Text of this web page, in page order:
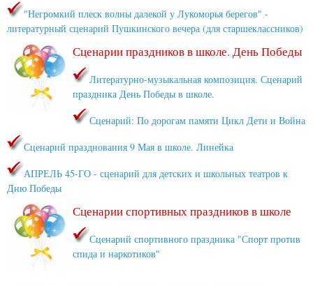
"Негромкий плеск волны далекой у Лукоморья берегов" -
литературный сценарий Пушкинского вечера (для старшеклассников)
Сценарии праздников в школе. День Победы
Литературно-музыкальная композиция. Сценарий
праздника День Победы в школе.
Сценарий: По дорогам памяти Цикл Дети и Война
Сценарий празднования 9 Мая в школе. Линейка
АПРЕЛЬ 45-ГО - сценарий для детских и школьных театров к
Дню Победы
Сценарии спортивных праздников в школе
Сценарий спортивного праздника "Спорт против
спида и наркотиков"